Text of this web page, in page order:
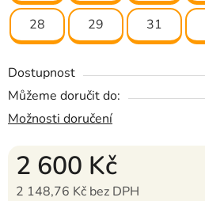
28 29 31
Dostupnost
Můžeme doručit do:
Možnosti doručení
2 600 Kč
2 148,76 Kč bez DPH